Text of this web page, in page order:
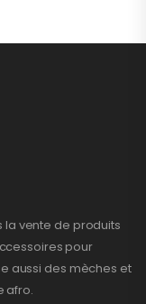
la vente de produits
pour
aussi des mèches et
afro.